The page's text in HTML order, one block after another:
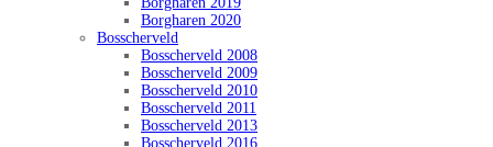
Borgharen 2020
Bosscherveld
Bosscherveld 2008
Bosscherveld 2009
Bosscherveld 2010
Bosscherveld 2011
Bosscherveld 2013
Bosscherveld 2016